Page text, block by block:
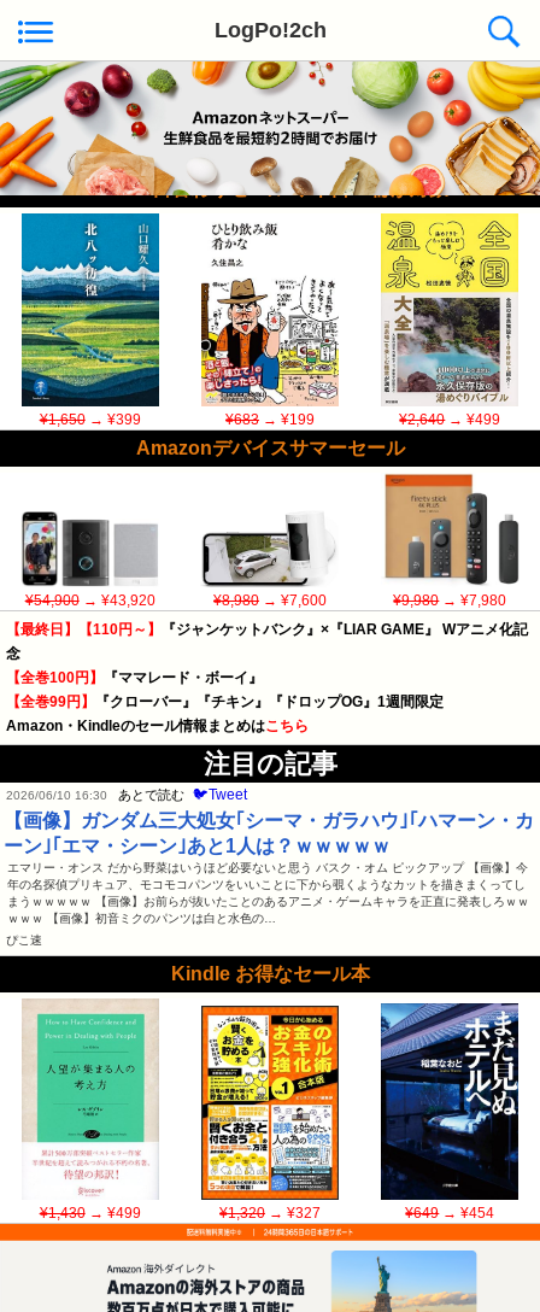
LogPo!2ch
Kindle日替わりセール ◆本日50冊が対象
¥1,650→ ¥399 ¥683→ ¥199 ¥2,640→ ¥499
Amazonデバイスサマーセール
¥54,900→ ¥43,920 ¥8,980→ ¥7,600 ¥9,980→ ¥7,980
【最終日】【110円～】
『ジャンケットバンク』×『LIAR GAME』 Wアニメ化記
念
【全巻100円】
『ママレード・ボーイ』
【全巻99円】
『クローバー』『チキン』『ドロップOG』1週間限定
Amazon・Kindleのセール情報まとめはこちら
注目の記事
2026/06/10 16:30 あとで読む 🐦Tweet
【画像】ガンダム三大処女｢シーマ・ガラハウ｣｢ハマーン・カ
ーン｣｢エマ・シーン｣あと1人は？ｗｗｗｗｗ
エマリー・オンス だから野菜はいうほど必要ないと思う バスク・オム ピックアップ 【画像】今
年の名探偵プリキュア、モコモコパンツをいいことに下から覗くようなカットを描きまくってし
まうｗｗｗｗｗ 【画像】お前らが抜いたことのあるアニメ・ゲームキャラを正直に発表しろｗｗ
ｗｗｗ 【画像】初音ミクのパンツは白と水色の…
ぴこ速
Kindle お得なセール本
¥1,430→ ¥499 ¥1,320→ ¥327 ¥649→ ¥454